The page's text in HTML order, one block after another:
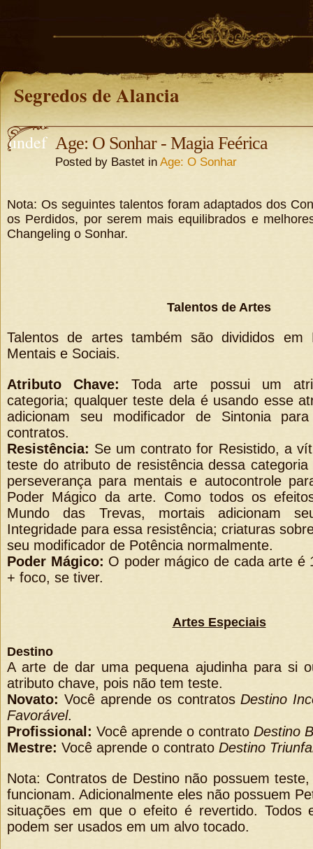
Segredos de Alancia
undef
d
Age: O Sonhar - Magia Feérica
Posted by Bastet in Age: O Sonhar
Nota: Os seguintes talentos foram adaptados dos
os Perdidos, por serem mais equilibrados e
Changeling o Sonhar.
Talentos de Artes
Talentos de artes também são divididos em
Mentais e Sociais.
Atributo Chave: Toda arte possui um
categoria; qualquer teste dela é usando esse
adicionam seu modificador de Sintonia
contratos.
Resistência: Se um contrato for Resistido, a
teste do atributo de resistência dessa
perseverança para mentais e autocontrole
Poder Mágico da arte. Como todos os
Mundo das Trevas, mortais adicionam
Integridade para essa resistência; criaturas
seu modificador de Potência normalmente.
Poder Mágico: O poder mágico de cada arte é
+ foco, se tiver.
Artes Especiais
Destino
A arte de dar uma pequena ajudinha para si
atributo chave, pois não tem teste.
Novato: Você aprende os contratosDestino
Favorável.
Profissional: Você aprende o contrato Destino
Mestre: Você aprende o contrato Destino
Nota: Contratos de Destino não possuem
funcionam. Adicionalmente eles não possuem
situações em que o efeito é revertido. Todos
podem ser usados em um alvo tocado.